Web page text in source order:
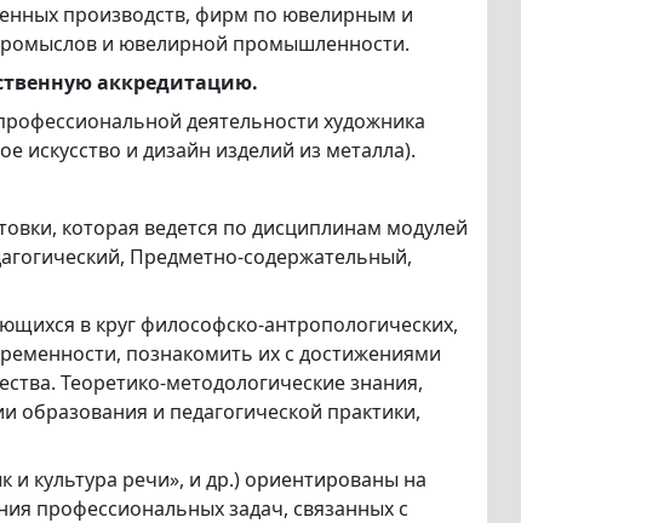
производств, фирм по ювелирным и
и ювелирной промышленности.
аккредитацию.
деятельности художника
искусство и дизайн изделий из металла).
которая ведется по дисциплинам модулей
Предметно-содержательный,
в круг философско-антропологических,
познакомить их с достижениями
Теоретико-методологические знания,
образования и педагогической практики,
и культура речи», и др.) ориентированы на
профессиональных задач, связанных с